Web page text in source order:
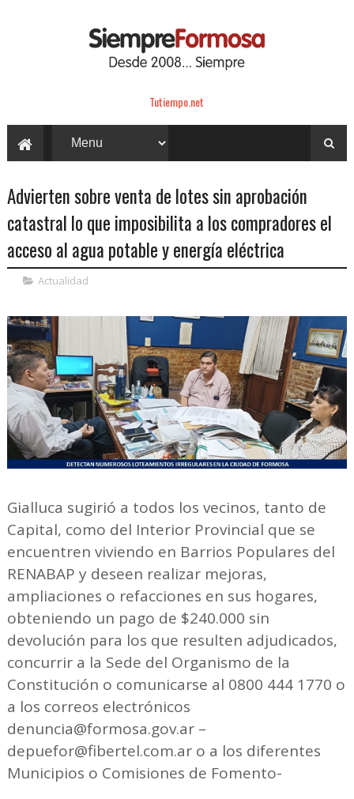
Tutiempo.net
Advierten sobre venta de lotes sin aprobación
catastral lo que imposibilita a los compradores el
acceso al agua potable y energía eléctrica
Actualidad
Gialluca sugirió a todos los vecinos, tanto de
Capital, como del Interior Provincial que se
encuentren viviendo en Barrios Populares del
RENABAP y deseen realizar mejoras,
ampliaciones o refacciones en sus hogares,
obteniendo un pago de $240.000 sin
devolución para los que resulten adjudicados,
concurrir a la Sede del Organismo de la
Constitución o comunicarse al 0800 444 1770 o
a los correos electrónicos
denuncia@formosa.gov.ar –
depuefor@fibertel.com.ar o a los diferentes
Municipios o Comisiones de Fomento-